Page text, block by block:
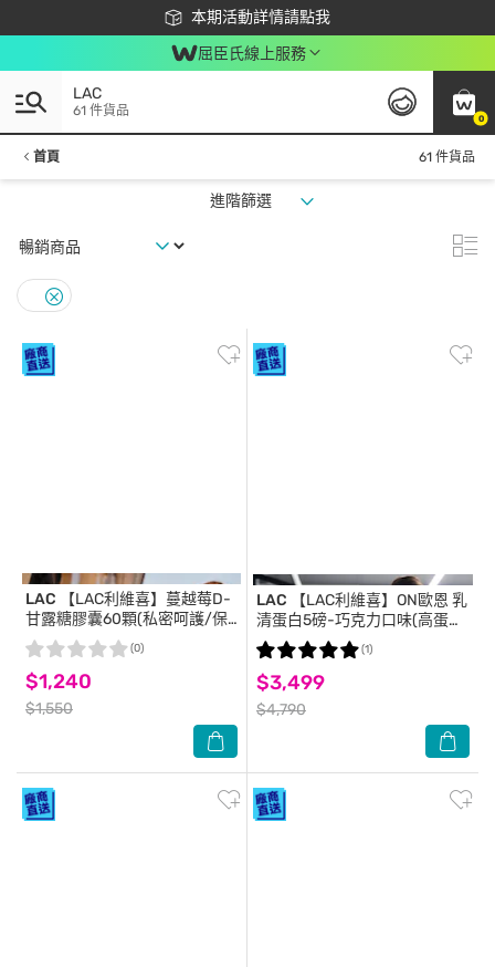
本期活動詳情請點我
下載app最高回饋$350
屈臣氏線上服務
0
LAC
61 件貨品
首頁 61 件貨品
進階篩選
LAC 【LAC利維喜】蔓越莓D-
甘露糖膠囊60顆(私密呵護/保
護秘密基地/甘露糖/維生素C/
素食可)
$1,240
$1,550
(0)
LAC 【LAC利維喜】ON歐恩 乳
清蛋白5磅-巧克力口味(高蛋
白/ON金牌/運動纖盈)
$3,499
$4,790
(1)